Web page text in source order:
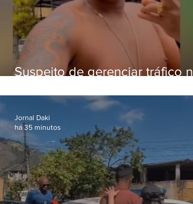
Suspeito de gerenciar tráfico na
foragido
Jornal Daki
há 35 minutos